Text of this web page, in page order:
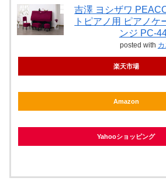
吉澤 ヨシザワ
トピアノ用 ピアノケ
ンジ PC-
posted with
楽天市場
Amazon
Yahooショッピング